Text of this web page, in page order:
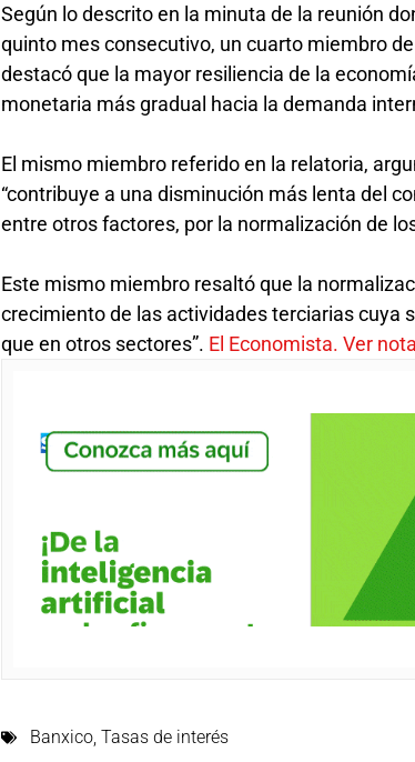
Según lo descrito en la minuta de la reunión
quinto mes consecutivo, un cuarto miembro
destacó que la mayor resiliencia de la
monetaria más gradual hacia la demanda
El mismo miembro referido en la relatoria,
“contribuye a una disminución más lenta del
entre otros factores, por la normalización de
Este mismo miembro resaltó que la
crecimiento de las actividades terciarias cuya
que en otros sectores”. El Economista. Ver
Banxico,Tasas de interés